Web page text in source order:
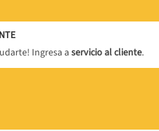
Ingresa aservicio al cliente.